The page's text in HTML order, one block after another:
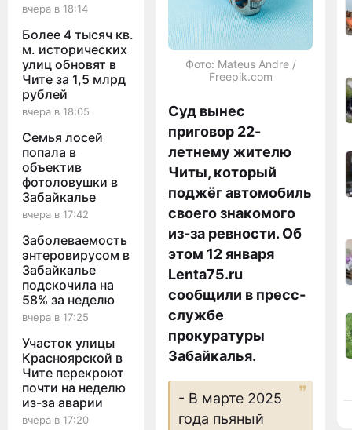
вчера в 18:14
Более 4 тысяч кв.
м. исторических
улиц обновят в
Чите за 1,5 млрд
рублей
вчера в 18:05
Семья лосей
попала в
объектив
фотоловушки в
Забайкалье
вчера в 17:42
Заболеваемость
энтеровирусом в
Забайкалье
подскочила на
58% за неделю
вчера в 17:25
Участок улицы
Красноярской в
Чите перекроют
почти на неделю
из-за аварии
вчера в 17:20
Фото: Mateus Andre /
Freepik.com
Суд вынес
приговор 22-
летнему жителю
Читы, который
поджёг автомобиль
своего знакомого
из-за ревности. Об
этом 12 января
Lenta75.ru
сообщили в пресс-
службе
прокуратуры
Забайкалья.
- В марте 2025
года пьяный